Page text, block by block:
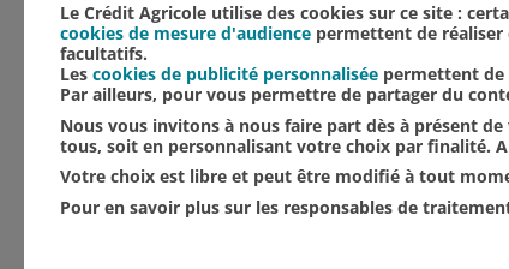
Le Crédit Agricole utilise des cookies sur ce site :
cookies de mesure d'audience permettent de réaliser
facultatifs.
Les cookies de publicité personnalisée permettent de
Par ailleurs, pour vous permettre de partager du
Nous vous invitons à nous faire part dès à présent
tous, soit en personnalisant votre choix par finalité.
Votre choix est libre et peut être modifié à tout
Pour en savoir plus sur les responsables de